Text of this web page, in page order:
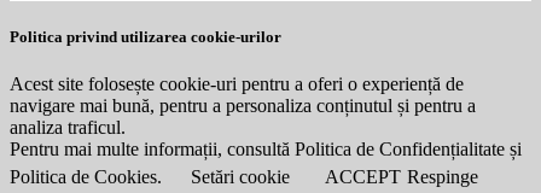
Politica privind utilizarea cookie-urilor
Acest site folosește cookie-uri pentru a oferi o experiență de
navigare mai bună, pentru a personaliza conținutul și pentru a
analiza traficul.
Pentru mai multe informații, consultă Politica de Confidențialitate și
Politica de Cookies.
Setări cookie ACCEPT Respinge